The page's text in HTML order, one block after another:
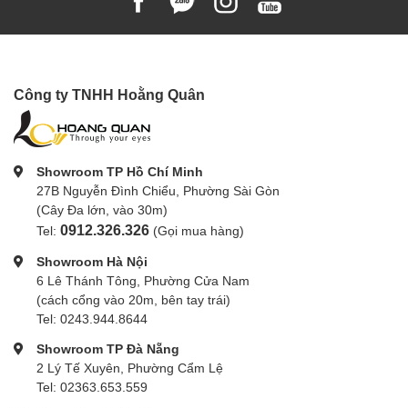
Công ty TNHH Hoằng Quân
Showroom TP Hồ Chí Minh
27B Nguyễn Đình Chiểu, Phường Sài Gòn
(Cây Đa lớn, vào 30m)
Tel: 0912.326.326 (Gọi mua hàng)
Showroom Hà Nội
6 Lê Thánh Tông, Phường Cửa Nam
(cách cổng vào 20m, bên tay trái)
Tel: 0243.944.8644
Showroom TP Đà Nẵng
2 Lý Tế Xuyên, Phường Cẩm Lệ
Tel: 02363.653.559